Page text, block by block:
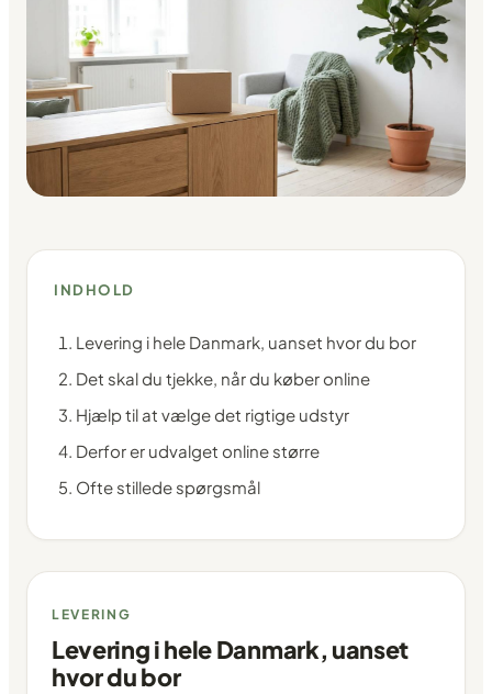
INDHOLD
Levering i hele Danmark, uanset hvor du bor
Det skal du tjekke, når du køber online
Hjælp til at vælge det rigtige udstyr
Derfor er udvalget online større
Ofte stillede spørgsmål
LEVERING
Levering i hele Danmark, uanset
hvor du bor